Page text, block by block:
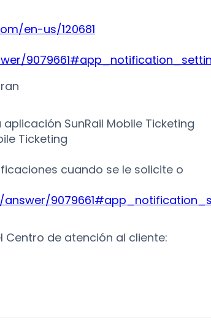
en-us/120681
SunRail Mobile Ticketing
Ticketing
cuando se le solicite o
de atención al cliente: